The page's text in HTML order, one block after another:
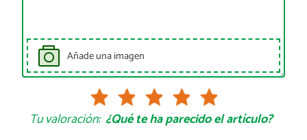
Añade una imagen
Tu valoración: ¿Qué te ha parecido el artículo?